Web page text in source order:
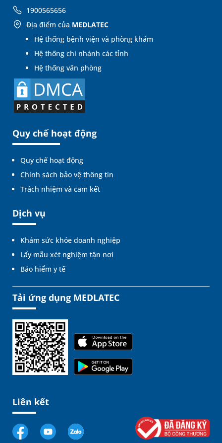
1900565656
Địa điểm của MEDLATEC
Hệ thống bệnh viện và phòng khám
Hệ thống chi nhánh các tỉnh
Hệ thống văn phòng
Quy chế hoạt động
Quy chế hoạt động
Chính sách bảo vệ thông tin
Trách nhiệm và cam kết
Dịch vụ
Khám sức khỏe doanh nghiệp
Lấy mẫu xét nghiệm tận nơi
Bảo hiểm y tế
Tải ứng dụng MEDLATEC
Liên kết